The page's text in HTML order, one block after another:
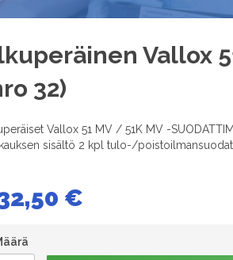
Vallox
32)
Vallox 51 MV / 51K MV -
sisältö 2 kpl tulo-/
€